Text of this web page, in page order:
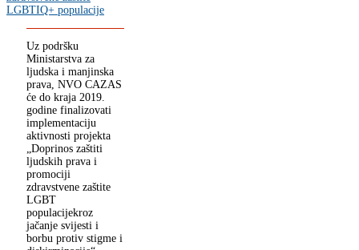
Uz podršku
Ministarstva za
ljudska i manjinska
prava, NVO CAZAS
će do kraja 2019.
godine finalizovati
implementaciju
aktivnosti projekta
„Doprinos zaštiti
ljudskih prava i
promociji
zdravstvene zaštite
LGBT
populacijekroz
jačanje svijesti i
borbu protiv stigme i